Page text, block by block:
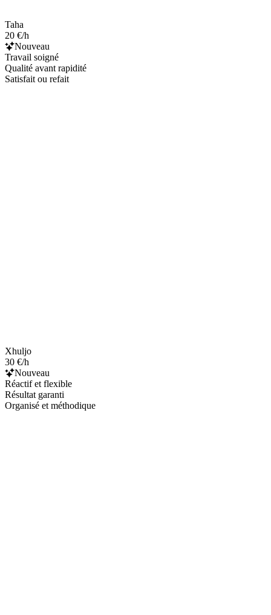
Taha
20 €/h
Nouveau
Travail soigné
Qualité avant rapidité
Satisfait ou refait
Xhuljo
30 €/h
Nouveau
Réactif et flexible
Résultat garanti
Organisé et méthodique